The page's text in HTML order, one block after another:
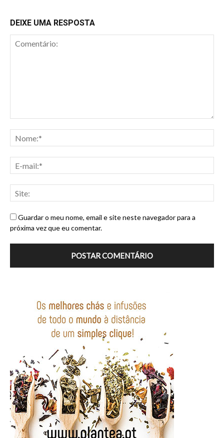
DEIXE UMA RESPOSTA
Guardar o meu nome, email e site neste navegador para a
próxima vez que eu comentar.